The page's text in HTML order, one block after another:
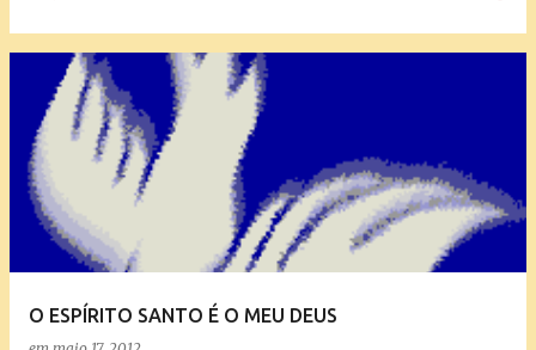
O ESPÍRITO SANTO É O MEU DEUS